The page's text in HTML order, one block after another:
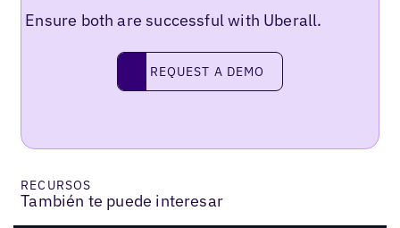
Ensure both are successful with Uberall.
request a demo
REQUEST A DEMO
RECURSOS
También te puede interesar